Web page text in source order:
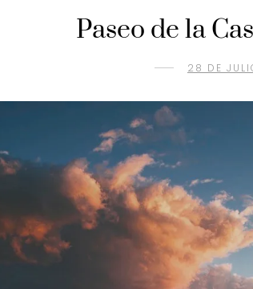
Paseo de la
28 DE